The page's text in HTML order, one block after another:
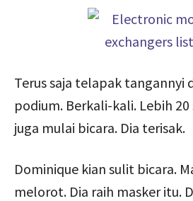
Terus saja telapak tangannyi
podium. Berkali-kali. Lebih
juga mulai bicara. Dia terisak.
Dominique kian sulit bicara.
melorot. Dia raih masker itu.